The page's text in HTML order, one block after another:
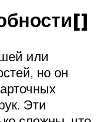
или
но он
Эти